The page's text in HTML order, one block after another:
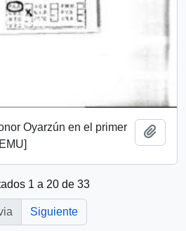
Oyarzún en el primer
1 a 20 de 33
Siguiente